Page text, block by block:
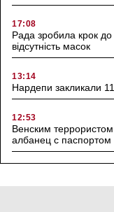
17:08
Рада зробила крок до
відсутність масок
13:14
Нардепи закликали
12:53
Венским
албанец с